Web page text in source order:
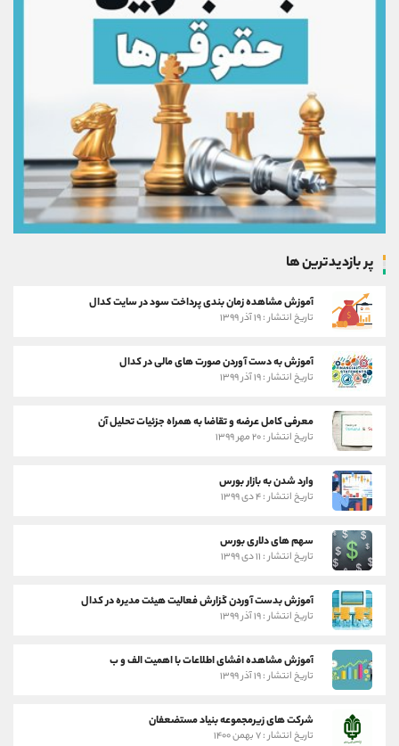
پر بازدیدترین ها
آموزش مشاهده زمان بندی پرداخت سود در سایت کدال
تاریخ انتشار : ۱۹ آذر ۱۳۹۹
آموزش به دست آوردن صورت های مالی در کدال
تاریخ انتشار : ۱۹ آذر ۱۳۹۹
معرفی کامل عرضه و تقاضا به همراه جزئیات تحلیل آن
تاریخ انتشار : ۲۰ مهر ۱۳۹۹
وارد شدن به بازار بورس
تاریخ انتشار : ۴ دی ۱۳۹۹
سهم های دلاری بورس
تاریخ انتشار : ۱۱ دی ۱۳۹۹
آموزش بدست آوردن گزارش فعالیت هیئت مدیره در کدال
تاریخ انتشار : ۱۹ آذر ۱۳۹۹
آموزش مشاهده افشای اطلاعات با اهمیت الف و ب
تاریخ انتشار : ۱۹ آذر ۱۳۹۹
شرکت های زیرمجموعه بنیاد مستضعفان
تاریخ انتشار : ۷ بهمن ۱۴۰۰